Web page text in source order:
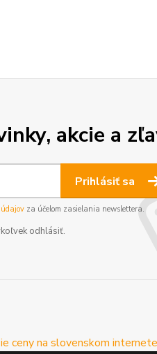
akcie a
Prihlásiť sa
za účelom zasielania newslettera.
odhlásiť.